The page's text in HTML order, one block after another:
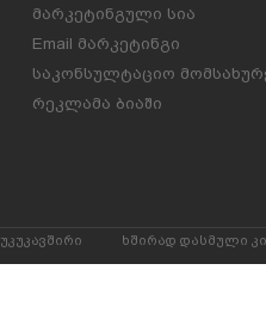
მარკეტინგული სია
Email მარკეტინგი
საკონსულტაციო
რეკლამა ბიაში
უკუკავშირი ხშირად დასმული